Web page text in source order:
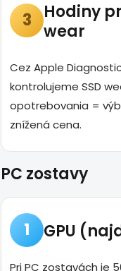
3
Hodiny
wear
Cez Apple
kontrolujeme SSD
opotrebovania =
znížená cena.
PC zostavy
1 GPU
Pri PC zostavách je